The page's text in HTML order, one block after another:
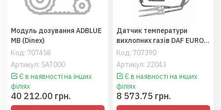
Код: 707458
Артикул: 5AT000
Модуль дозування ADBLUE
MB (Dinex)
Є в наявності на інших
філіях
40 212.00 грн.
Код: 707390
Артикул: 22043
Датчик температури
вихлопних газів DAF EURO 6
(Dinex)
Є в наявності на інших
філіях
8 573.75 грн.